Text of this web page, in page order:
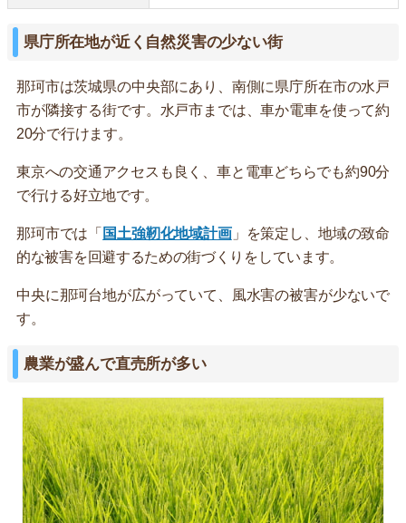
県庁所在地が近く自然災害の少ない街
那珂市は茨城県の中央部にあり、南側に県庁所在市の水戸
市が隣接する街です。水戸市までは、車か電車を使って約
20分で行けます。
東京への交通アクセスも良く、車と電車どちらでも約90分
で行ける好立地です。
那珂市では「 国土強靭化地域計画」を策定し、地域の致命
的な被害を回避するための街づくりをしています。
中央に那珂台地が広がっていて、風水害の被害が少ないで
す。
農業が盛んで直売所が多い